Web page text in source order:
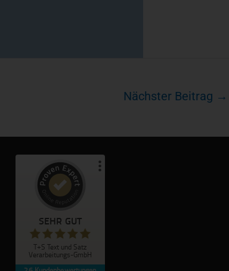
Nächster Beitrag →
SEHR GUT
T+S Text und Satz
Verarbeitungs-GmbH
Kundenbewertungen und Erfahrungen zu
T+S Text und Satz Verarbeitungs-GmbH
Empfehlungen auf
ProvenExpert.com
SEHR GUT